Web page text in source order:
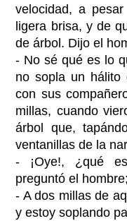
velocidad, a
ligera brisa, y de
de árbol. Dijo el
- No sé qué es lo
no sopla un hálito
con sus
millas, cuando
árbol que,
ventanillas de la
- ¡Oye!, ¿qué
preguntó el
- A dos millas de
y estoy soplando